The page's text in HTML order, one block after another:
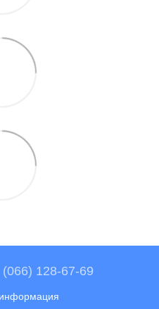
(066) 128-67-69